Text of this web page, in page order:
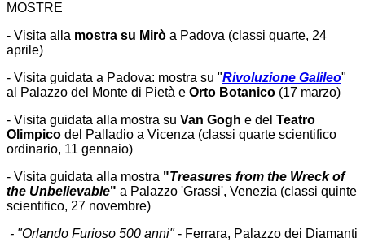
MOSTRE
- Visita alla mostra su Mirò a Padova (classi quarte, 24
aprile)
- Visita guidata a Padova: mostra su "Rivoluzione Galileo"
al Palazzo del Monte di Pietà e Orto Botanico (17 marzo)
- Visita guidata alla mostra su Van Gogh e del Teatro
Olimpico del Palladio a Vicenza (classi quarte scientifico
ordinario, 11 gennaio)
- Visita guidata alla mostra "Treasures from the Wreck of
the Unbelievable" a Palazzo 'Grassi', Venezia (classi quinte
scientifico, 27 novembre)
- "Orlando Furioso 500 anni"- Ferrara, Palazzo dei Diamanti